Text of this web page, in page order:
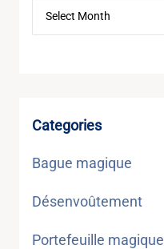
Categories
Bague magique
Désenvoûtement
Portefeuille magique